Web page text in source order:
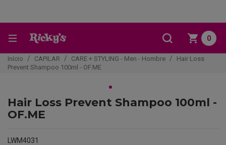
0
Início CAPILAR CARE + STYLING - Men - Hombre
Hair Loss
Prevent Shampoo 100ml - OF.ME
Hair Loss Prevent Shampoo 100ml -
OF.ME
LWM4031